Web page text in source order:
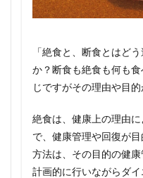
「絶食と、断食とはど
か？断食も絶食も何も
じですがその理由や目的
絶食は、健康上の理由
で、健康管理や回復が
方法は、その目的の健康
計画的に行いながらダ